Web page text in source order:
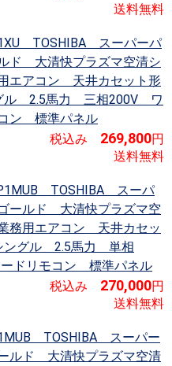
送料無料
TOSHIBA スーパーパ
ド 大清快プラズマ空清シ
エアコン 天井カセット形
ル 2.5馬力 三相200V ワ
ン 標準パネル
税込み 269,800円
送料無料
TOSHIBA スーパ
ールド 大清快プラズマ空
務用エアコン 天井カセッ
ングル 2.5馬力 単相
ドリモコン 標準パネル
税込み 270,000円
送料無料
TOSHIBA スーパー
ルド 大清快プラズマ空清